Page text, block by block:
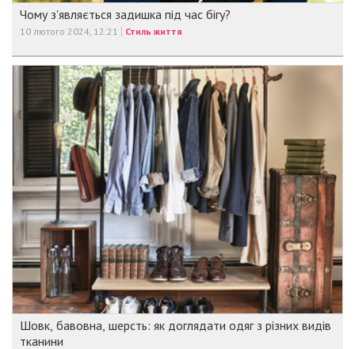
Чому з'являється задишка під час бігу?
10 лютого 2024, 12:21 Стиль життя
Шовк, бавовна, шерсть: як доглядати одяг з різних видів
тканини